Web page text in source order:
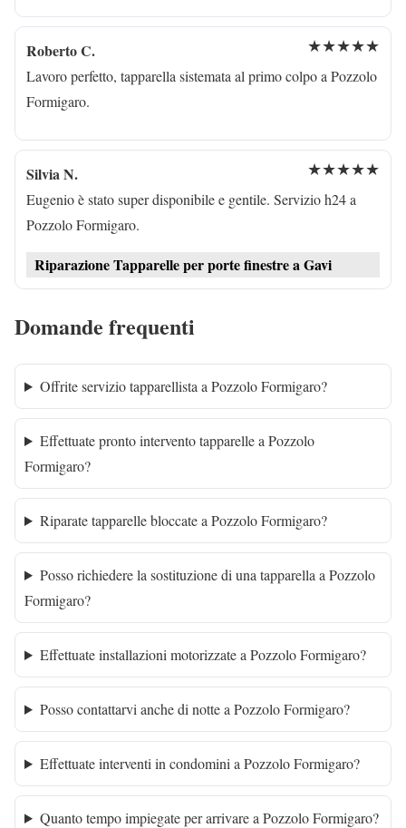
Roberto C. ★★★★★
Lavoro perfetto, tapparella sistemata al primo colpo a Pozzolo
Formigaro.
Silvia N. ★★★★★
Eugenio è stato super disponibile e gentile. Servizio h24 a
Pozzolo Formigaro.
Riparazione Tapparelle per porte finestre a Gavi
Domande frequenti
Offrite servizio tapparellista a Pozzolo Formigaro?
Effettuate pronto intervento tapparelle a Pozzolo
Formigaro?
Riparate tapparelle bloccate a Pozzolo Formigaro?
Posso richiedere la sostituzione di una tapparella a Pozzolo
Formigaro?
Effettuate installazioni motorizzate a Pozzolo Formigaro?
Posso contattarvi anche di notte a Pozzolo Formigaro?
Effettuate interventi in condomini a Pozzolo Formigaro?
Quanto tempo impiegate per arrivare a Pozzolo Formigaro?